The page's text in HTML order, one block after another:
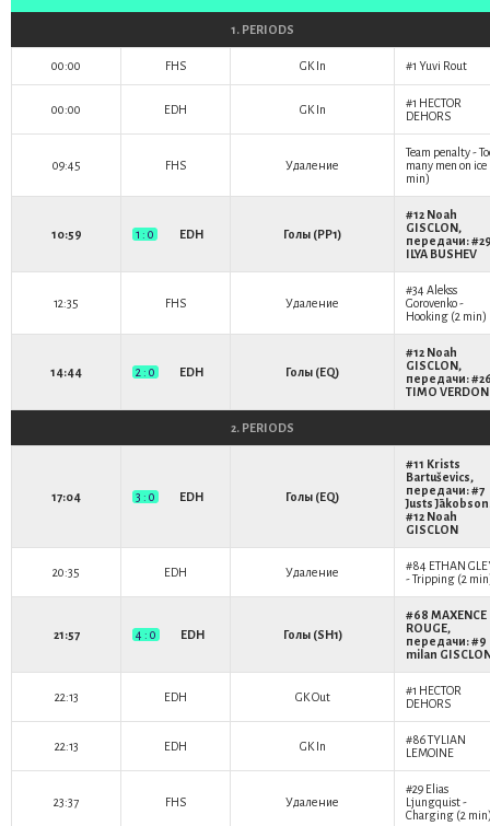
1. PERIODS
00:00 FHS GK In #1 Yuvi Rout
00:00 EDH GK In #1 HECTOR
DEHORS
09:45 FHS Удаление
Team penalty -
many men on ice
min)
10:59 1 : 0 EDH Голы (PP1)
#12 Noah
GISCLON,
передачи:
ILYA BUSHEV
12:35 FHS Удаление
#34 Alekss
Gorovenko-
Hooking (2 min)
14:44 2 : 0 EDH Голы (EQ)
#12 Noah
GISCLON,
передачи:
TIMO
2. PERIODS
17:04 3 : 0 EDH Голы (EQ)
#11 Krists
Bartuševics,
передачи: #7
Justs
#12 Noah
GISCLON
20:35 EDH Удаление #84 ETHAN
- Tripping (2
21:57 4 : 0 EDH Голы (SH1)
#68 MAXENCE
ROUGE,
передачи: #9
milan
22:13 EDH GK Out #1 HECTOR
DEHORS
22:13 EDH GK In #86TYLIAN
LEMOINE
23:37 FHS Удаление
#29 Elias
Ljungquist-
Charging (2